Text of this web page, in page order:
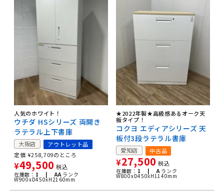
人気のホワイト！
ウチダ HSシリーズ 両開き
ラテラル上下書庫
大阪店
アウトレット品
定価 ¥258,709のところ
¥49,500 税込
在庫数： 1 | AA ランク
W900xD450xH2160mm
★2022年製★高級感あるオーク天
板タイプ！
コクヨ エディアシリーズ 天
板付3段ラテラル書庫
愛知店 中古品
¥27,500 税込
在庫数： 1 | A ランク
W800xD450xH1140mm